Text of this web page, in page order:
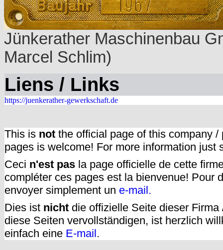
Jünkerather Maschinenbau
Marcel Schlim)
Liens / Links
https://juenkerather-gewerkschaft.de
This is not the official page of this company
pages is welcome! For more information just
Ceci n'est pas la page officielle de cette
compléter ces pages est la bienvenue! Pour
envoyer simplement un e-mail.
Dies ist nicht die offizielle Seite dieser
diese Seiten vervollständigen, ist herzlich
einfach eine E-mail .